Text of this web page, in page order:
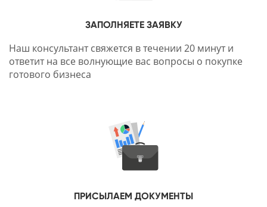
ЗАПОЛНЯЕТЕ ЗАЯВКУ
Наш консультант свяжется в течении 20 минут и
ответит на все волнующие вас вопросы о покупке
готового бизнеса
ПРИСЫЛАЕМ ДОКУМЕНТЫ